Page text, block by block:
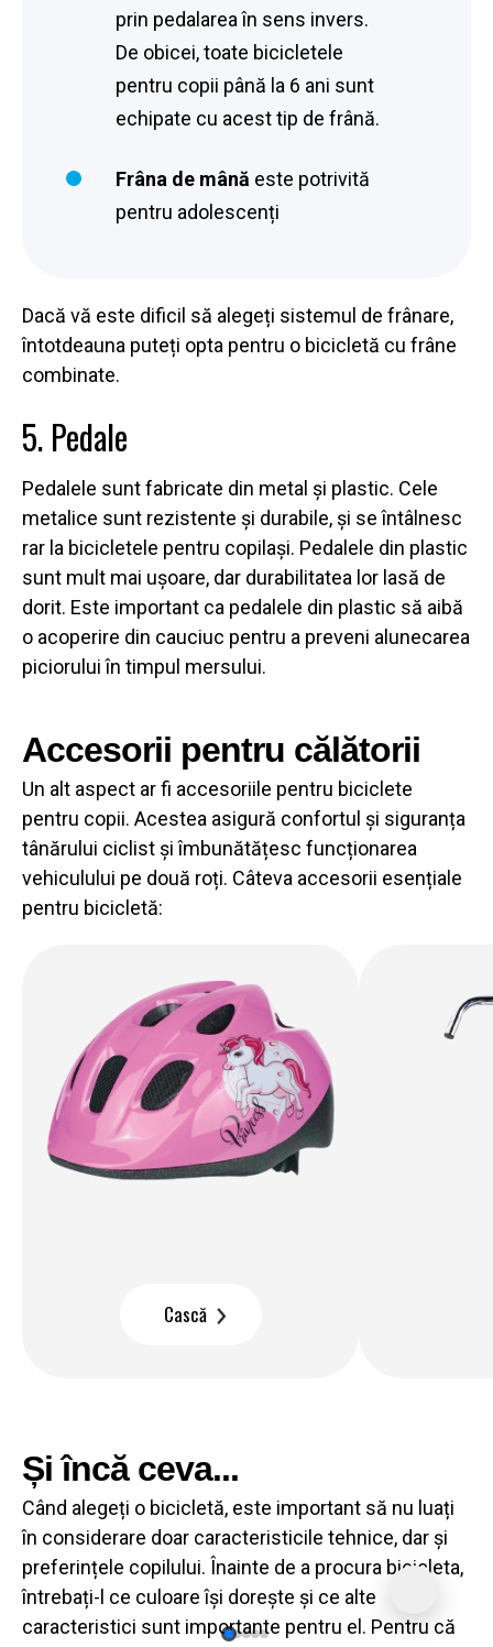
prin pedalarea în sens invers.
De obicei, toate bicicletele
pentru copii până la 6 ani sunt
echipate cu acest tip de frână.
Frâna de mână este potrivită
pentru adolescenți
Dacă vă este dificil să alegeți sistemul de frânare,
întotdeauna puteți opta pentru o bicicletă cu frâne
combinate.
5. Pedale
Pedalele sunt fabricate din metal și plastic. Cele
metalice sunt rezistente și durabile, și se întâlnesc
rar la bicicletele pentru copilași. Pedalele din plastic
sunt mult mai ușoare, dar durabilitatea lor lasă de
dorit. Este important ca pedalele din plastic să aibă
o acoperire din cauciuc pentru a preveni alunecarea
piciorului în timpul mersului.
Accesorii pentru călătorii
Un alt aspect ar fi accesoriile pentru biciclete
pentru copii. Acestea asigură confortul și siguranța
tânărului ciclist și îmbunătățesc funcționarea
vehiculului pe două roți. Câteva accesorii esențiale
pentru bicicletă:
Cască
Și încă ceva...
Când alegeți o bicicletă, este important să nu luați
în considerare doar caracteristicile tehnice, dar și
preferințele copilului. Înainte de a procura bicicleta,
întrebați-l ce culoare își dorește și ce alte
caracteristici sunt importante pentru el. Pentru că